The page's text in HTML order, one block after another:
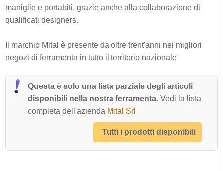
maniglie e portabiti, grazie anche alla collaborazione di
qualificati designers.
Il marchio Mital è presente da oltre trent'anni nei migliori
negozi di ferramenta in tutto il territorio nazionale
Questa è solo una lista parziale degli articoli
disponibili nella nostra ferramenta. Vedi la lista
completa dell'azienda Mital Srl
Tutti i prodotti disponibili